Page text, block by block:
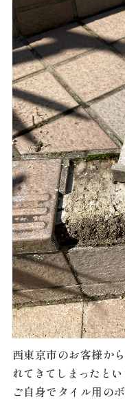
西東京市のお客様か
れてきてしまったとい
ご自身でタイル用の